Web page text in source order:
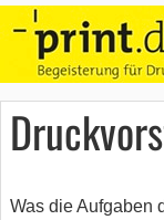
Was die Aufgaben